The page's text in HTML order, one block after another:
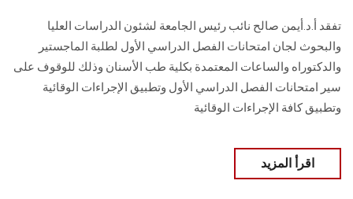
تفقد أ.د.أيمن صالح نائب رئيس الجامعة لشئون الدراسات العليا
والبحوث لجان امتحانات الفصل الدراسي الأول لطلبة الماجستير
والدكتوراه والساعات المعتمدة بكلية طب الأسنان وذلك للوقوف على
سير امتحانات الفصل الدراسي الأول وتطبيق الإجراءات الوقائية
وتطبيق كافة الإجراءات الوقائية
اقرأ المزيد